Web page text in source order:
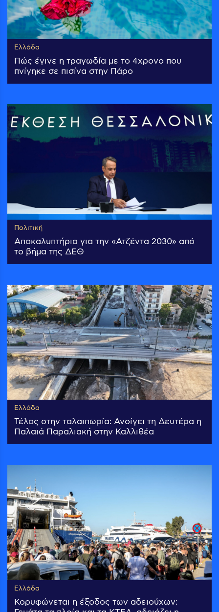
Ελλάδα
Πώς έγινε η τραγωδία με το 4χρονο που
πνίγηκε σε πισίνα στην Πάρο
Πολιτική
Αποκαλυπτήρια για την «Ατζέντα 2030» από
το βήμα της ΔΕΘ
Ελλάδα
Τέλος στην ταλαιπωρία: Ανοίγει τη Δευτέρα η
Παλαιά Παραλιακή στην Καλλιθέα
Ελλάδα
Κορυφώνεται η έξοδος των αδειούχων: